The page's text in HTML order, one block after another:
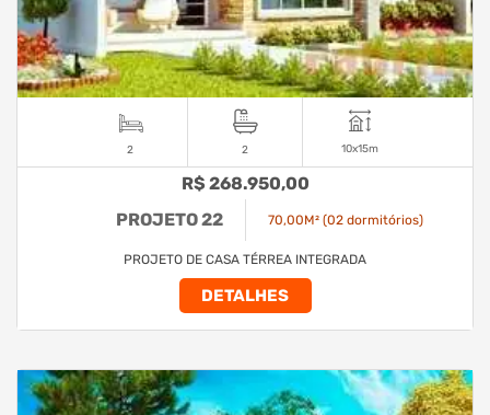
2 2 10x15m
R$ 268.950,00
PROJETO 22
70,00M² (02 dormitórios)
PROJETO DE CASA TÉRREA INTEGRADA
DETALHES